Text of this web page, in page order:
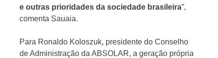
e outras prioridades da sociedade brasileira”,
comenta Sauaia.
Para Ronaldo Koloszuk, presidente do Conselho
de Administração da ABSOLAR, a geração própria